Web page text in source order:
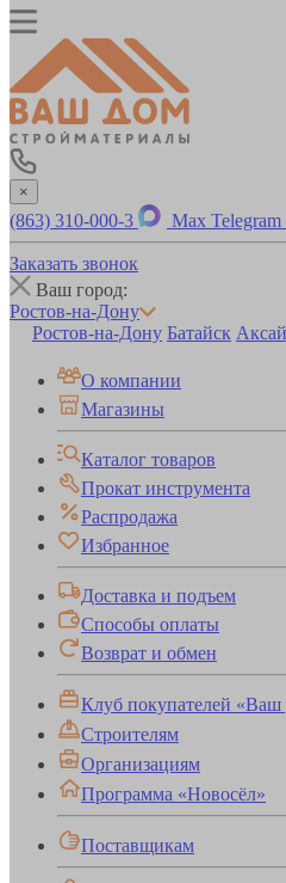
×
(863) 310-000-3 Max Telegram
Заказать звонок
Ваш город:
Ростов-на-Дону
Ростов-на-Дону Батайск Аксай
О компании
Магазины
Каталог товаров
Прокат инструмента
Распродажа
Избранное
Доставка и подъем
Способы оплаты
Возврат и обмен
Клуб покупателей
Строителям
Организациям
Программа «Новосёл»
Поставщикам